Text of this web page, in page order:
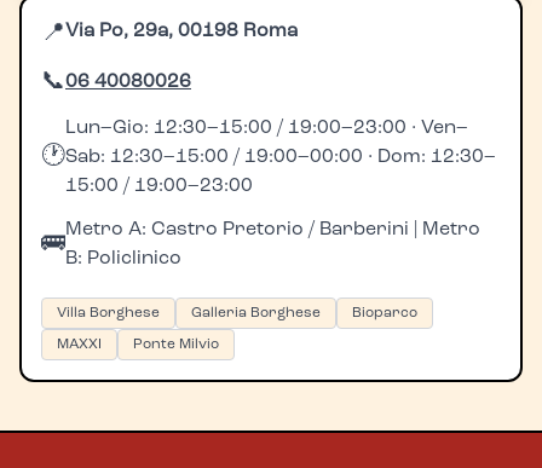
📍Via Po, 29a, 00198 Roma
📞06 40080026
🕐
Lun–Gio: 12:30–15:00 / 19:00–23:00 · Ven–
Sab: 12:30–15:00 / 19:00–00:00 · Dom: 12:30–
15:00 / 19:00–23:00
🚌
Metro A: Castro Pretorio / Barberini | Metro
B: Policlinico
Villa Borghese Galleria Borghese Bioparco
MAXXI Ponte Milvio